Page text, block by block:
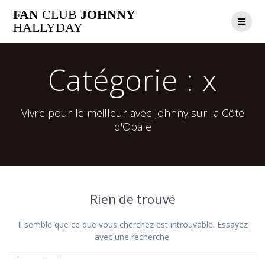
au
FAN CLUB JOHNNY
HALLYDAY
Catégorie : x
Vivre pour le meilleur avec Johnny sur la Côte
d'Opale
Rien de trouvé
Il semble que ce que vous cherchez est introuvable. Essayez
avec une recherche.